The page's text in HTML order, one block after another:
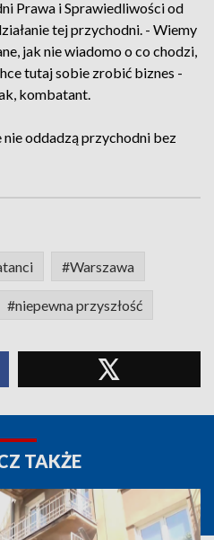
Prawa i Sprawiedliwości od
tej przychodni. - Wiemy
jak nie wiadomo o co chodzi,
tutaj sobie zrobić biznes -
kombatant.
oddadzą przychodni bez
#Warszawa
#niepewna przyszłość
TAKŻE